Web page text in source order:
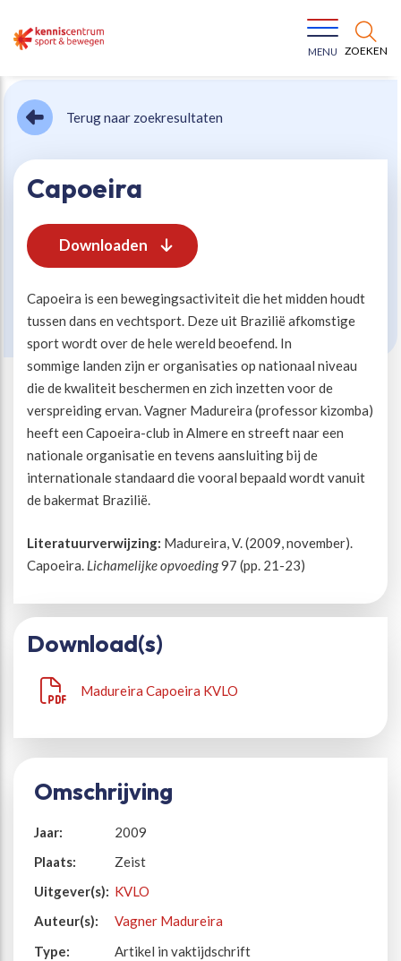
ZOEKEN
MENU
Terug naar zoekresultaten
Capoeira
Downloaden
Capoeira is een bewegingsactiviteit die het midden houdt
tussen dans en vechtsport. Deze uit Brazilië afkomstige
sport wordt over de hele wereld beoefend. In
sommige landen zijn er organisaties op nationaal niveau
die de kwaliteit beschermen en zich inzetten voor de
verspreiding ervan. Vagner Madureira (professor kizomba)
heeft een Capoeira-club in Almere en streeft naar een
nationale organisatie en tevens aansluiting bij de
internationale standaard die vooral bepaald wordt vanuit
de bakermat Brazilië.
Literatuurverwijzing: Madureira, V. (2009, november).
Capoeira. Lichamelijke opvoeding97 (pp. 21-23)
Download(s)
Madureira Capoeira KVLO
Omschrijving
Jaar:
2009
Plaats:
Zeist
Uitgever(s): KVLO
Auteur(s):
Vagner Madureira
Type:
Artikel in vaktijdschrift
Bewegen voor een gezonde leefstijl
Vitaal ouder worden
Maatschappelijke waarde
Beweegvriendelijke omgeving
Kansengelijkheid
Paralympische topsport
Esports, gaming en gamification
Alle thema’s
Ons team
Onze werkwijze
Organisatie
Persvoorlichting en Public Affairs